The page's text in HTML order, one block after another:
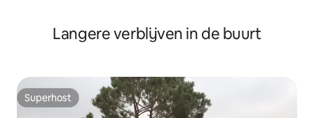
Langere verblijven in de buurt
Superhost
Superhost